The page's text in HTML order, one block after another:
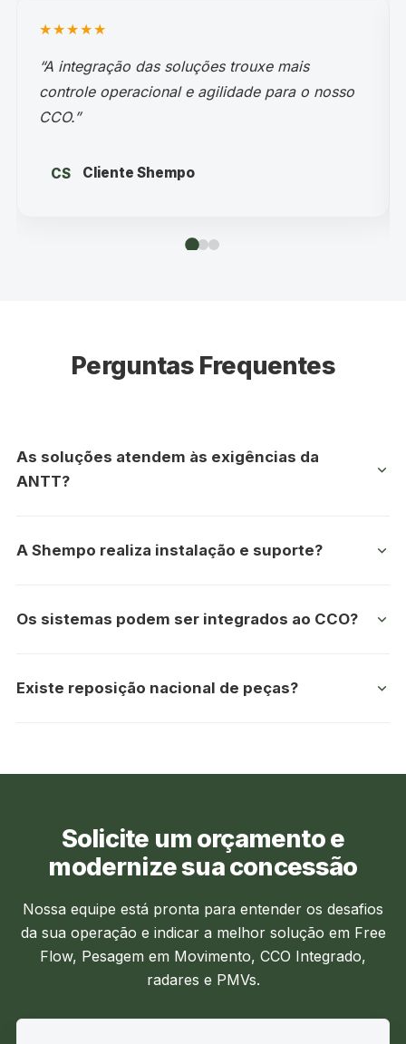
★★★★★
“A integração das soluções trouxe mais
controle operacional e agilidade para o nosso
CCO.”
CS Cliente Shempo
Perguntas Frequentes
As soluções atendem às exigências da
ANTT?
conformidade regulatória.
A Shempo realiza instalação e suporte?
técnico especializado.
Os sistemas podem ser integrados ao CCO?
integrada.
Existe reposição nacional de peças?
Solicite um orçamento e
modernize sua concessão
Nossa equipe está pronta para entender os desafios
da sua operação e indicar a melhor solução em Free
Flow, Pesagem em Movimento, CCO Integrado,
radares e PMVs.